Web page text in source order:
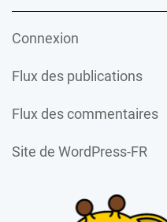
Connexion
Flux des publications
Flux des commentaires
Site de WordPress-FR